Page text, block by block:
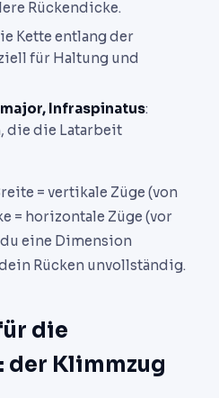
Rückendicke.
Kette entlang der
für Haltung und
Infraspinatus:
die die Latarbeit
= vertikale Züge (von
= horizontale Züge (vor
eine Dimension
Rücken unvollständig.
die
der Klimmzug